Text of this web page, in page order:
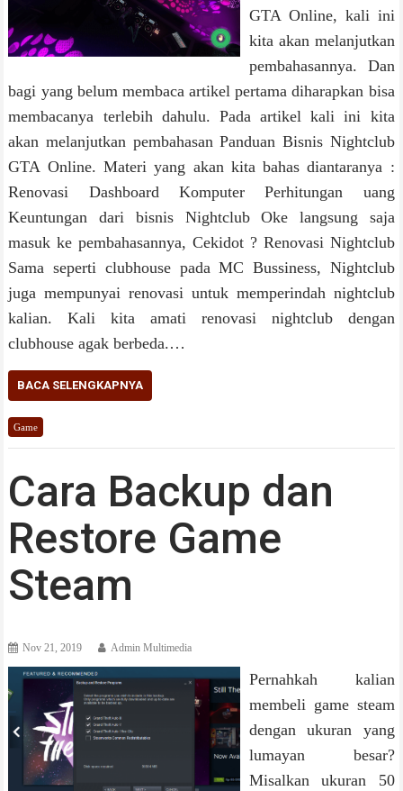
GTA Online, kali ini
kita akan melanjutkan
pembahasannya. Dan
bagi yang belum membaca artikel pertama diharapkan bisa
membacanya terlebih dahulu. Pada artikel kali ini kita
akan melanjutkan pembahasan Panduan Bisnis Nightclub
GTA Online. Materi yang akan kita bahas diantaranya :
Renovasi Dashboard Komputer Perhitungan uang
Keuntungan dari bisnis Nightclub Oke langsung saja
masuk ke pembahasannya, Cekidot ? Renovasi Nightclub
Sama seperti clubhouse pada MC Bussiness, Nightclub
juga mempunyai renovasi untuk memperindah nightclub
kalian. Kali kita amati renovasi nightclub dengan
clubhouse agak berbeda.…
BACA SELENGKAPNYA
Game
Cara Backup dan
Restore Game
Steam
Nov 21, 2019 Admin Multimedia
Pernahkah kalian
membeli game steam
dengan ukuran yang
lumayan besar?
Misalkan ukuran 50